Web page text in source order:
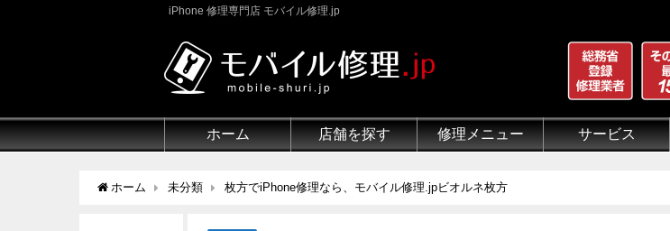
iPhone 修理専門店 モバイル修理.jp
ホーム 店舗を探す 修理メニュー サービス
ホーム 未分類 枚方でiPhone修理なら、モバイル修理.jpビオルネ枚方